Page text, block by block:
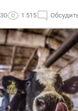
1 515